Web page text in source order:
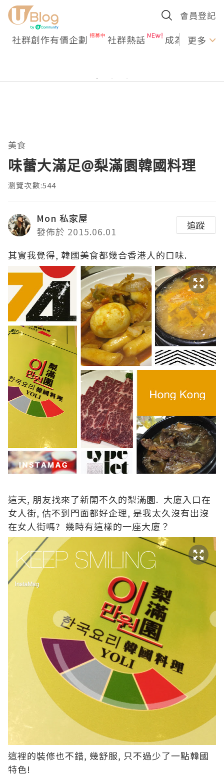
會員登記
社群創作有價企劃 社群熱話 成為U更多
美食
味蕾大滿足@梨滿園韓國料理
瀏覽次數:544
Mon 私家屋
發佈於 2015.06.01
追蹤
其實我覺得, 韓國美食都幾合香港人的口味.
這天, 朋友找來了新開不久的梨滿園. 大廈入口在
女人街, 估不到門面都好企理, 是我太久沒有出沒
在女人街嗎? 幾時有這樣的一座大廈？
這裡的裝修也不錯, 幾舒服, 只不過少了一點韓國
特色!